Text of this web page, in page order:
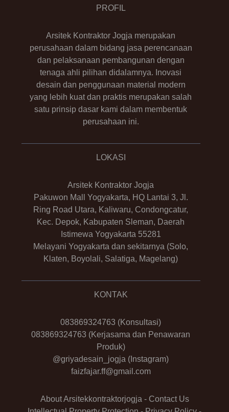
PROFIL
Arsitek Kontraktor Jogja merupakan
perusahaan dalam bidang jasa perencanaan
dan pelaksanaan pembangunan dengan
tenaga ahli pilihan didalamnya. Inovasi
desain dan penggunaan material modern
yang lebih kuat dan praktis merupakan salah
satu prinsip dasar kami dalam membentuk
perusahaan ini.
LOKASI
Arsitek Kontraktor Jogja
Pakuwon Mall Yogyakarta, HQ Lantai 3, Jl.
Ring Road Utara, Kaliwaru, Condongcatur,
Kec. Depok, Kabupaten Sleman, Daerah
Istimewa Yogyakarta 55281
Melayani Yogyakarta dan sekitarnya (Solo,
Klaten, Boyolali, Salatiga, Magelang)
KONTAK
083869324763 (Konsultasi)
083869324763 (Kerjasama dan Penawaran
Produk)
@griyadesain_jogja (Instagram)
faizfajar.ff@gmail.com
About Arsitekkontraktorjogja - Contact Us